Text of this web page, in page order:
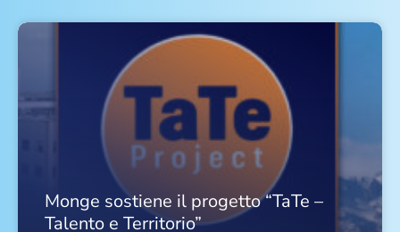
Monge sostiene il progetto “TaTe –
Talento e Territorio”